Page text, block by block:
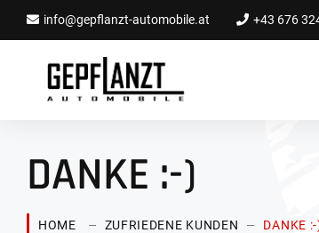
info@gepflanzt-automobile.at +43 676
DANKE :-)
HOME ZUFRIEDENE KUNDEN DANKE :-